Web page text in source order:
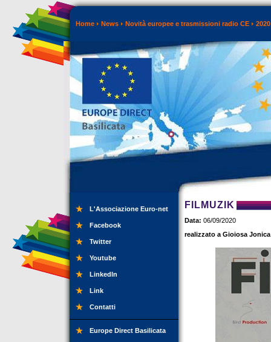
Home News Novità europee e trasmissioni radio CE 2020
L'Associazione Euro-net
Facebook
Twitter
Youtube
LinkedIn
Link
Contatti
Europe Direct Basilicata
FILMUZIK
Data: 06/09/2020
realizzato a Gioiosa Jonica